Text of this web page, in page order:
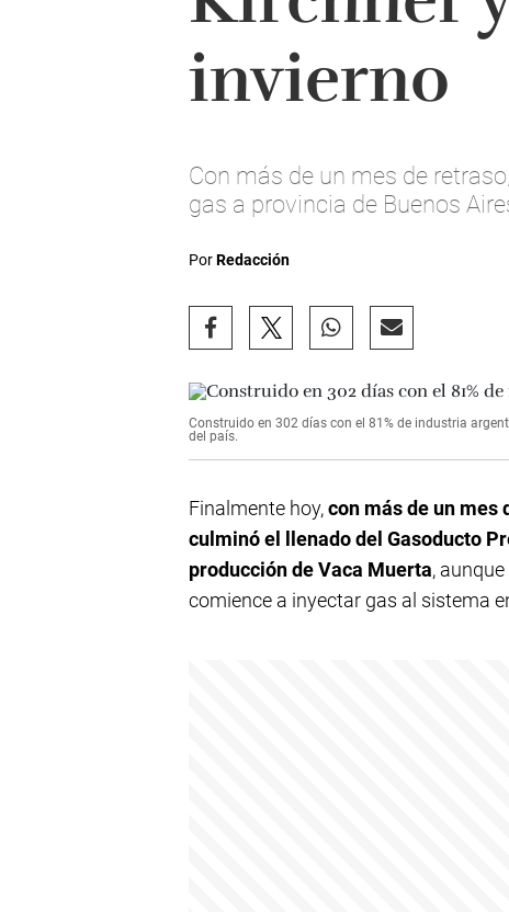
invierno
Con más de un mes de
gas a provincia de Buenos
PorRedacción
Construido en 302 días con el 81% de industria
del país.
Finalmente hoy,con más de un mes
culminó el llenado del Gasoducto
producción de Vaca Muerta,
comience a inyectar gas al sistema